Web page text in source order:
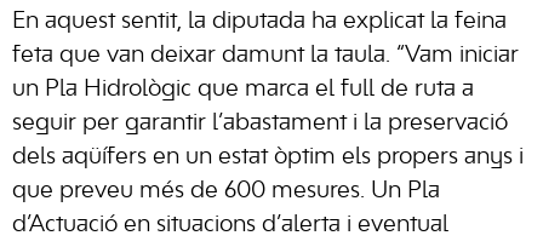
En aquest sentit, la diputada ha explicat la feina
feta que van deixar damunt la taula. “Vam iniciar
un Pla Hidrològic que marca el full de ruta a
seguir per garantir l’abastament i la preservació
dels aqüífers en un estat òptim els propers anys i
que preveu més de 600 mesures. Un Pla
d’Actuació en situacions d’alerta i eventual